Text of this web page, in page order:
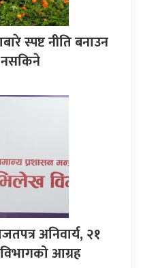
स्पष्ट नीति बनाउन
अनिवार्य, २१
आग्रह